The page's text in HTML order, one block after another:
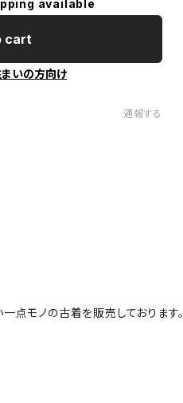
available
cart
いの方向け
通報する
点モノの古着を販売しております。